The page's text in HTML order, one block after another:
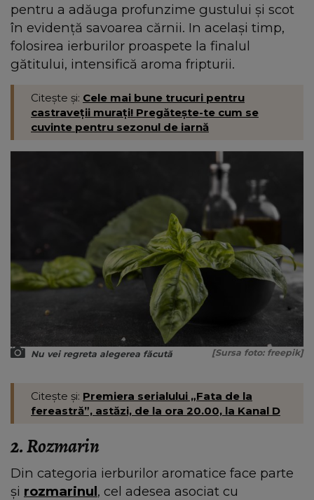
pentru a adăuga profunzime gustului și scot
în evidență savoarea cărnii. In același timp,
folosirea ierburilor proaspete la finalul
gătitului, intensifică aroma fripturii.
Citește și: Cele mai bune trucuri pentru
castraveții murați! Pregătește-te cum se
cuvinte pentru sezonul de iarnă
Nu vei regreta alegerea făcută [Sursa foto: freepik]
Citește și: Premiera serialului „Fata de la
fereastră”, astăzi, de la ora 20.00, la Kanal D
2. Rozmarin
Din categoria ierburilor aromatice face parte
și rozmarinul, cel adesea asociat cu